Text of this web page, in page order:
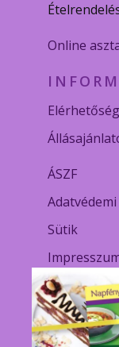
Online
Elérhetőség
ÁSZF
Sütik